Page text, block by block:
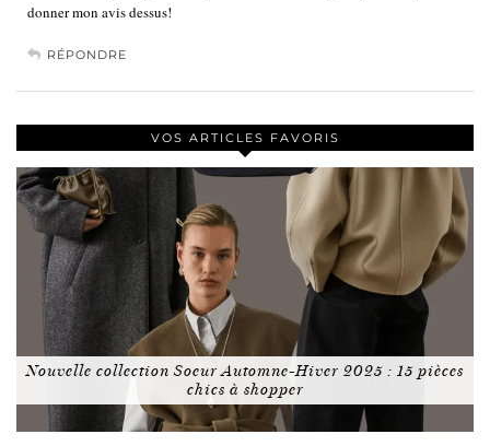
donner mon avis dessus!
RÉPONDRE
VOS ARTICLES FAVORIS
Nouvelle collection Soeur Automne-Hiver 2025 : 15 pièces
chics à shopper